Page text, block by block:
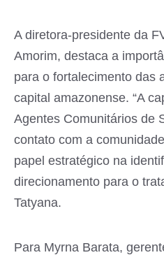
A diretora-presidente da
Amorim, destaca a
para o fortalecimento das
capital amazonense. “A
Agentes Comunitários de
contato com a
papel estratégico na
direcionamento para o
Tatyana.
Para Myrna Barata,